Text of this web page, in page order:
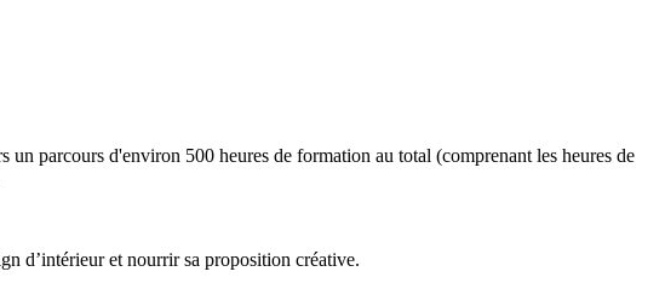
parcours d'environ 500 heures de formation au total (comprenant les heures de
d’intérieur et nourrir sa proposition créative.